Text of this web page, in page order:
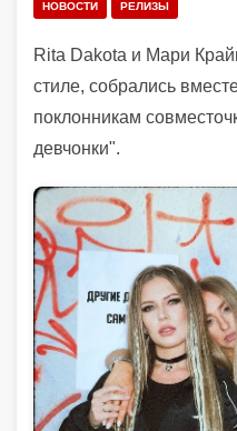
НОВОСТИ РЕЛИЗЫ
Rita Dakota и Мари
стиле, собрались
поклонникам
девчонки".